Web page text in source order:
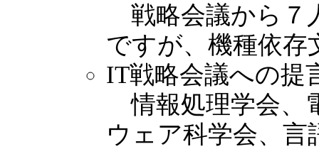
戦略会議から７
ですが、機種依
IT戦略会議への提
情報処理学会、
ウェア科学会、言